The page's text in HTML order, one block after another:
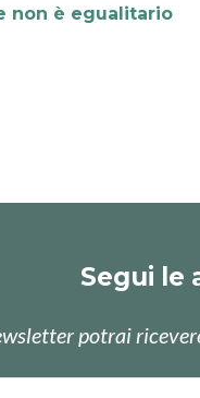
non è egualitario
Segui le
potrai